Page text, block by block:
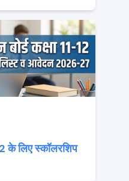
के लिए स्कॉलरशिप